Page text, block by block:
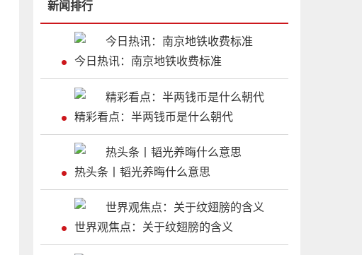
新闻排行
今日热讯：南京地铁收费标准
精彩看点：半两钱币是什么朝代
热头条丨韬光养晦什么意思
世界观焦点：关于纹翅膀的含义